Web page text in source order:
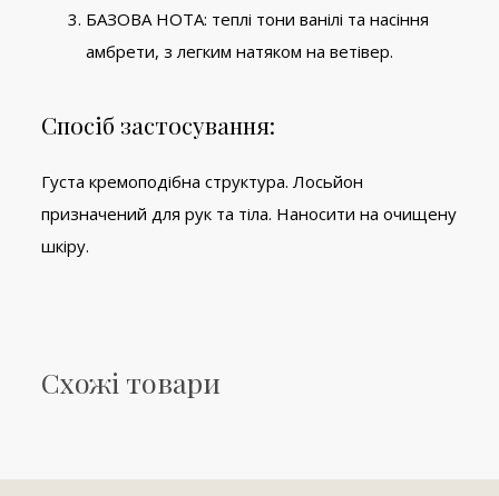
БАЗОВА НОТА: теплі тони ванілі та насіння
амбрети, з легким натяком на ветівер.
Спосіб застосування:
Густа кремоподібна структура. Лосьйон
призначений для рук та тіла. Наносити на очищену
шкіру.
Схожі товари